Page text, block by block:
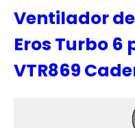
Ventilador
Eros Turbo 6
VTR869